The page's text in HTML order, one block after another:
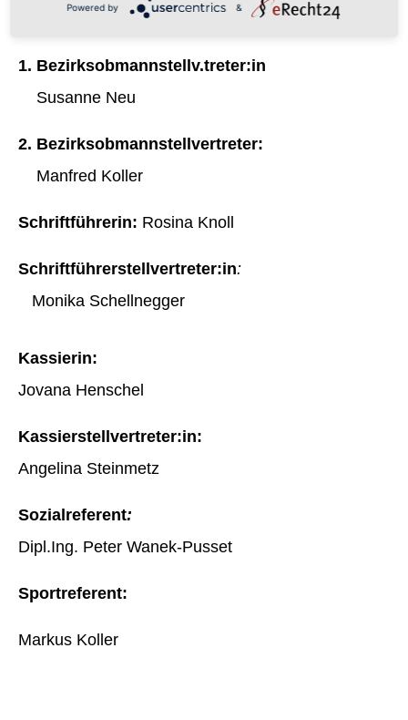
Patrick Steinmetz
1. Bezirksobmannstellv.treter:in
Susanne Neu
2. Bezirksobmannstellvertreter:
Manfred Koller
Schriftführerin: Rosina Knoll
Schriftführerstellvertreter:in:
Monika Schellnegger
Kassierin:
Jovana Henschel
Kassierstellvertreter:in:
Angelina Steinmetz
Sozialreferent:
Dipl.Ing. Peter Wanek-Pusset
Sportreferent:
Markus Koller
Powered by &